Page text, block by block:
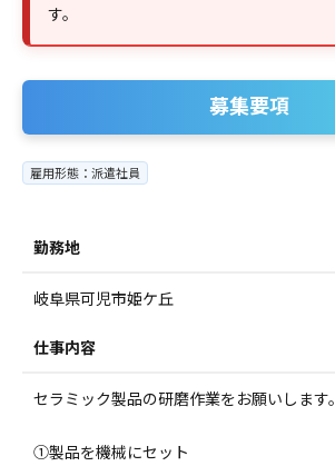
す。
募集要項
雇用形態：派遣社員
勤務地
岐阜県可児市姫ケ丘
仕事内容
セラミック製品の研磨作業をお願いします。
①製品を機械にセット